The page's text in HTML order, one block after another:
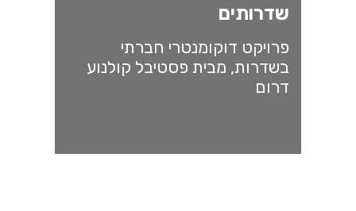
שדרותים
פרויקט דוקומנטרי חברתי
בשדרות, מבית פסטיבל קולנוע
דרום